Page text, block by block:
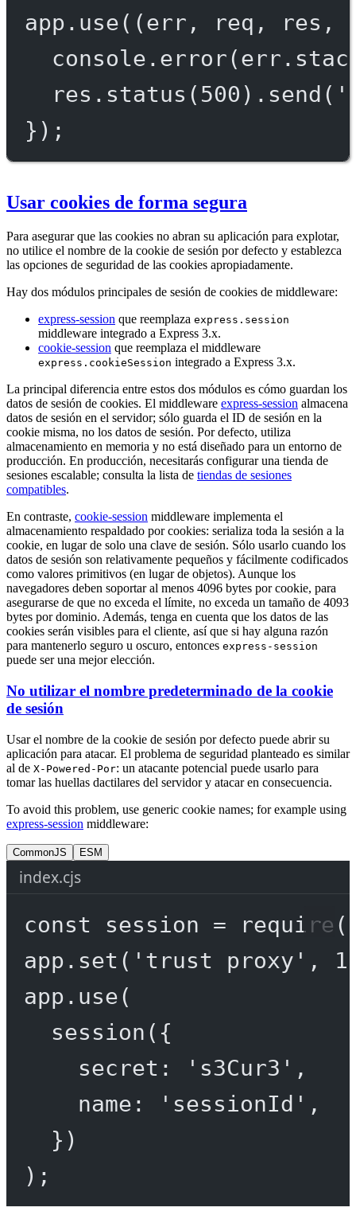
app. use((err , req , res ,
console. error
res. status ( 500 ). send (
});
Usar cookies de forma segura
Para asegurar que las cookies no abran su aplicación para explotar,
no utilice el nombre de la cookie de sesión por defecto y establezca
las opciones de seguridad de las cookies apropiadamente.
Hay dos módulos principales de sesión de cookies de middleware:
express-session que reemplaza express.session
middleware integrado a Express 3.x.
cookie-session que reemplaza el middleware
express.cookieSession integrado a Express 3.x.
La principal diferencia entre estos dos módulos es cómo guardan los
datos de sesión de cookies. El middleware express-session almacena
datos de sesión en el servidor; sólo guarda el ID de sesión en la
cookie misma, no los datos de sesión. Por defecto, utiliza
almacenamiento en memoria y no está diseñado para un entorno de
producción. En producción, necesitarás configurar una tienda de
sesiones escalable; consulta la lista de tiendas de sesiones
compatibles.
En contraste, cookie-session middleware implementa el
almacenamiento respaldado por cookies: serializa toda la sesión a la
cookie, en lugar de solo una clave de sesión. Sólo usarlo cuando los
datos de sesión son relativamente pequeños y fácilmente codificados
como valores primitivos (en lugar de objetos). Aunque los
navegadores deben soportar al menos 4096 bytes por cookie, para
asegurarse de que no exceda el límite, no exceda un tamaño de 4093
bytes por dominio. Además, tenga en cuenta que los datos de las
cookies serán visibles para el cliente, así que si hay alguna razón
para mantenerlo seguro u oscuro, entonces express-session
puede ser una mejor elección.
No utilizar el nombre predeterminado de la cookie
de sesión
Usar el nombre de la cookie de sesión por defecto puede abrir su
aplicación para atacar. El problema de seguridad planteado es similar
al de X-Powered-Por: un atacante potencial puede usarlo para
tomar las huellas dactilares del servidor y atacar en consecuencia.
To avoid this problem, use generic cookie names; for example using
express-session middleware:
CommonJS ESM
index.cjs
const session = require (
app. set ( 'trust proxy' , 1
app. use(
session ({
secret:
's3Cur3' ,
name:
'sessionId' ,
})
);